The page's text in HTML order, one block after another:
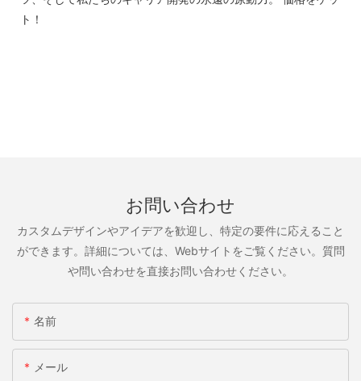
ト！
お問い合わせ
カスタムデザインやアイデアを歓迎し、特定の要件に応えること
ができます。詳細については、Webサイトをご覧ください。質問
や問い合わせを直接お問い合わせください。
名前
メール